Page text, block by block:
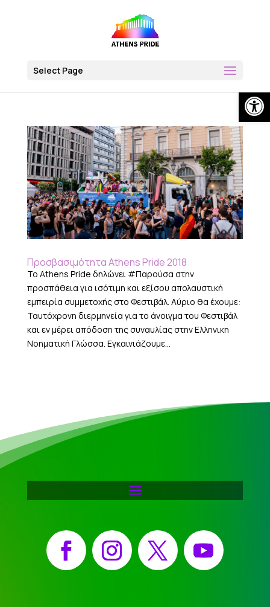
Select Page
Προσβασιμότητα Athens Pride 2018
Το Athens Pride δηλώνει #Παρούσα στην
προσπάθεια για ισότιμη και εξίσου απολαυστική
εμπειρία συμμετοχής στο Φεστιβάλ. Αύριο θα έχουμε:
Ταυτόχρονη διερμηνεία για το άνοιγμα του Φεστιβάλ
και εν μέρει απόδοση της συναυλίας στην Ελληνικη
Νοηματική Γλώσσα. Εγκαινιάζουμε...
Facebook Instagram X YouTube